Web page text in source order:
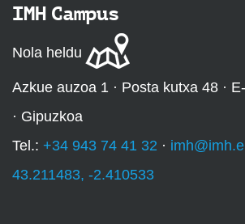
IMH Campus
Nola heldu
Azkue auzoa 1 · Posta kutxa 48 ·
· Gipuzkoa
Tel.: +34 943 74 41 32 ·
43.211483, -2.410533